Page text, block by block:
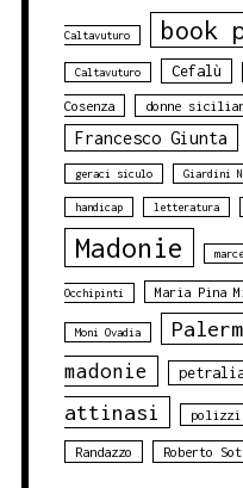
Caltavuturo book
Caltavuturo Cefalù
Cosenza donne
Francesco Giunta
geraci siculo Giardini
handicap letteratura
Madonie
Occhipinti Maria Pina
Moni Ovadia
madonie
attinasi
polizzi
Randazzo Roberto